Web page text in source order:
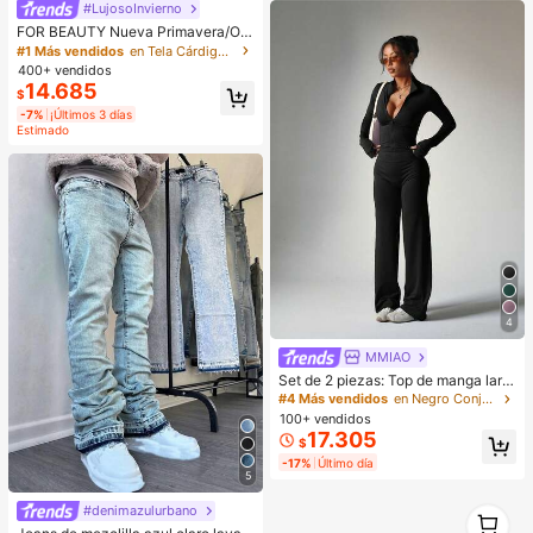
#LujosoInvierno
FOR BEAUTY Nueva Primavera/Oto
ño Mujer Top de Punto Corto con B
otones Delanteros, Cuello Redond
o, Manga Larga, Color Albaricoque
Vintage, Top de Otoño
#1 Más vendidos
en Tela Cárdigans de mujer
400+ vendidos
$14.685
-7% ¡Últimos 3 días
Estimado
5
#denimazulurbano
#1 Más vendidos
4
MMIAO
Set de 2 piezas: Top de manga larg
a con cierre de cremallera morado
+ Pantalones anchos de pierna anc
ha sueltos, conjunto de yoga y dep
orte
#4 Más vendidos
en Negro Conjuntos deportivos para mujer
100+ vendidos
$17.305
-17% Último día